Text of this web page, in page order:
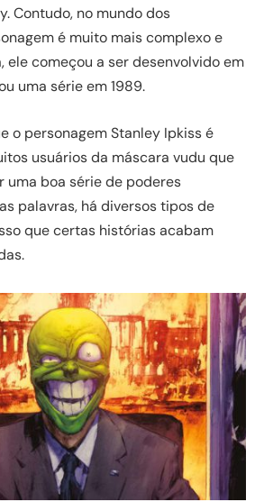
Contudo, no mundo dos
é muito mais complexo e
ele começou a ser desenvolvido em
uma série em 1989.
o personagem Stanley Ipkiss é
usuários da máscara vudu que
uma boa série de poderes
palavras, há diversos tipos de
que certas histórias acabam